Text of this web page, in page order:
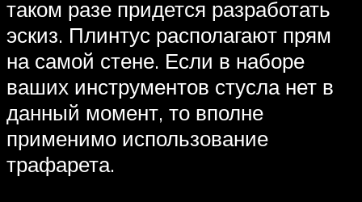
таком разе придется разработать
эскиз. Плинтус располагают прям
на самой стене. Если в наборе
ваших инструментов стусла нет в
данный момент, то вполне
применимо использование
трафарета.